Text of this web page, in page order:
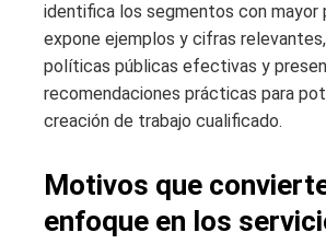
identifica los segmentos con mayor
expone ejemplos y cifras
políticas públicas efectivas y
recomendaciones prácticas para
creación de trabajo cualificado.
Motivos que
enfoque en los